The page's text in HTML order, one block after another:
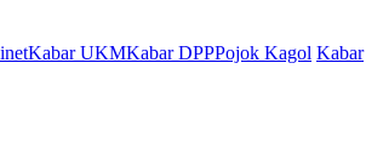
Kabar UKMKabar DPPPojok Kagol Kabar